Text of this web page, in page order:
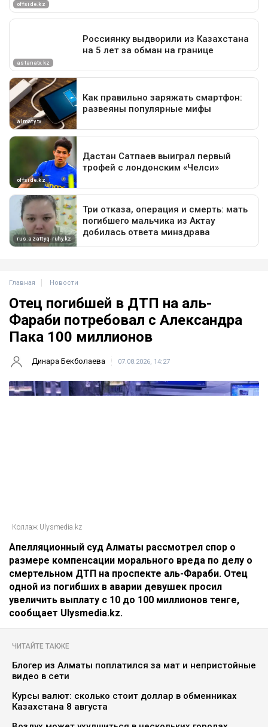
Главная Новости
Отец погибшей в ДТП на аль-
Фараби потребовал с Александра
Пака 100 миллионов
Динара Бекболаева 07.08.2026, 14:27
Коллаж Ulysmedia.kz
Апелляционный суд Алматы рассмотрел спор о
размере компенсации морального вреда по делу о
смертельном ДТП на проспекте аль-Фараби. Отец
одной из погибших в аварии девушек просил
увеличить выплату с 10 до 100 миллионов тенге,
сообщает Ulysmedia.kz.
ЧИТАЙТЕ ТАКЖЕ
Блогер из Алматы поплатился за мат и непристойные
видео в сети
Курсы валют: сколько стоит доллар в обменниках
Казахстана 8 августа